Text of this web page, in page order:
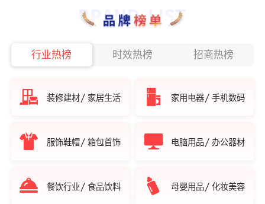
行业热榜 时效热榜 招商热榜
装修建材/ 家居生活 家用电器/ 手机数码
服饰鞋帽/ 箱包首饰 电脑用品/ 办公器材
餐饮行业/ 食品饮料 母婴用品/ 化妆美容